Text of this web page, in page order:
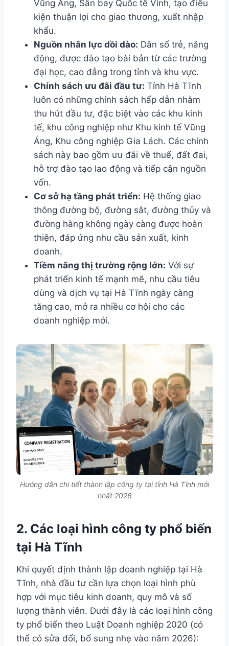
Vũng Áng, Sân bay Quốc tế Vinh, tạo điều
kiện thuận lợi cho giao thương, xuất nhập
khẩu.
Nguồn nhân lực dồi dào: Dân số trẻ, năng
động, được đào tạo bài bản từ các trường
đại học, cao đẳng trong tỉnh và khu vực.
Chính sách ưu đãi đầu tư: Tỉnh Hà Tĩnh
luôn có những chính sách hấp dẫn nhằm
thu hút đầu tư, đặc biệt vào các khu kinh
tế, khu công nghiệp như Khu kinh tế Vũng
Áng, Khu công nghiệp Gia Lách. Các chính
sách này bao gồm ưu đãi về thuế, đất đai,
hỗ trợ đào tạo lao động và tiếp cận nguồn
vốn.
Cơ sở hạ tầng phát triển: Hệ thống giao
thông đường bộ, đường sắt, đường thủy và
đường hàng không ngày càng được hoàn
thiện, đáp ứng nhu cầu sản xuất, kinh
doanh.
Tiềm năng thị trường rộng lớn: Với sự
phát triển kinh tế mạnh mẽ, nhu cầu tiêu
dùng và dịch vụ tại Hà Tĩnh ngày càng
tăng cao, mở ra nhiều cơ hội cho các
doanh nghiệp mới.
Hướng dẫn chi tiết thành lập công ty tại tỉnh Hà Tĩnh mới
nhất 2026
2. Các loại hình công ty phổ biến
tại Hà Tĩnh
Khi quyết định thành lập doanh nghiệp tại Hà
Tĩnh, nhà đầu tư cần lựa chọn loại hình phù
hợp với mục tiêu kinh doanh, quy mô và số
lượng thành viên. Dưới đây là các loại hình công
ty phổ biến theo Luật Doanh nghiệp 2020 (có
thể có sửa đổi, bổ sung nhẹ vào năm 2026):